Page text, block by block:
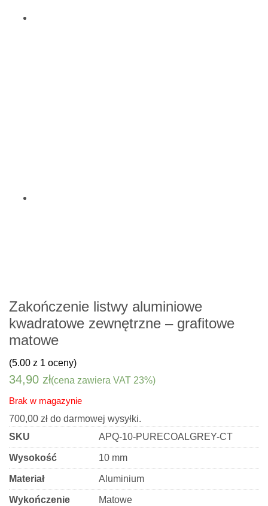
Zakończenie listwy aluminiowe
kwadratowe zewnętrzne – grafitowe
matowe
(5.00 z 1 oceny)
34,90 zł(cena zawiera VAT 23%)
Brak w magazynie
700,00 zł do darmowej wysyłki.
SKU
APQ-10-PURECOALGREY-CT
Wysokość 10 mm
Materiał Aluminium
Wykończenie Matowe